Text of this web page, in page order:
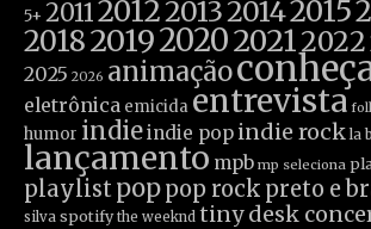
5+ 20112012201320142015
20182019202020212022
2025 2026 animação
eletrônica emicida entrevista
humor indieindie pop indie rock la
lançamento mpb mp seleciona
playlist poppop rock preto e
silva spotify the weeknd tiny desk